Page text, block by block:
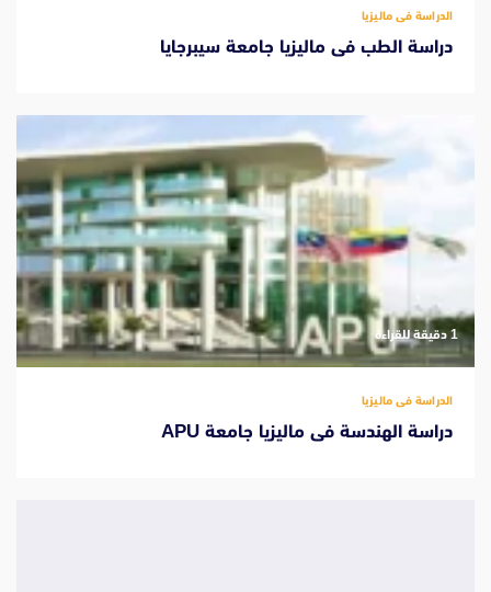
الدراسة فى ماليزيا
دراسة الطب فى ماليزيا جامعة سيبرجايا
‫1 دقيقة للقراءة
الدراسة فى ماليزيا
دراسة الهندسة فى ماليزيا جامعة APU